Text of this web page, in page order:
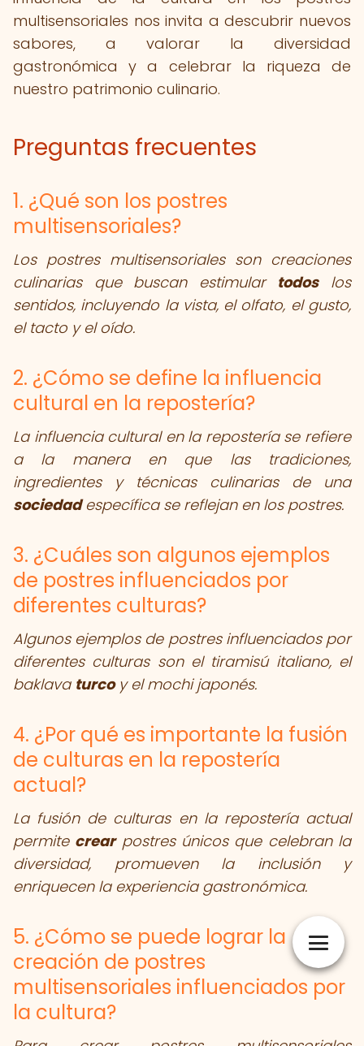
multisensoriales nos invita a descubrir nuevos
sabores, a valorar la diversidad
gastronómica y a celebrar la riqueza de
nuestro patrimonio culinario.
Preguntas frecuentes
1. ¿Qué son los postres
multisensoriales?
Los postres multisensoriales son creaciones
culinarias que buscan estimular todoslos
sentidos, incluyendo la vista, el olfato, el gusto,
el tacto y el oído.
2. ¿Cómo se define la influencia
cultural en la repostería?
La influencia cultural en la repostería se refiere
a la manera en que las tradiciones,
ingredientes y técnicas culinarias de una
sociedadespecífica se reflejan en los postres.
3. ¿Cuáles son algunos ejemplos
de postres influenciados por
diferentes culturas?
Algunos ejemplos de postres influenciados por
diferentes culturas son el tiramisú italiano, el
baklava turcoy el mochi japonés.
4. ¿Por qué es importante la fusión
de culturas en la repostería
actual?
La fusión de culturas en la repostería actual
permite crearpostres únicos que celebran la
diversidad, promueven la inclusión y
enriquecen la experiencia gastronómica.
5. ¿Cómo se puede lograr la
creación de postres
multisensoriales influenciados por
la cultura?